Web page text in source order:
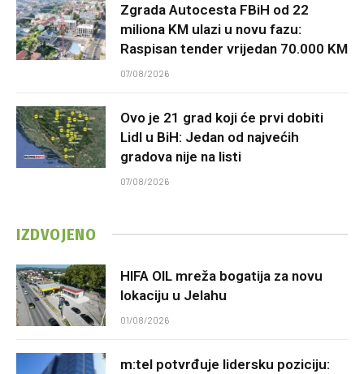
Zgrada Autocesta FBiH od 22
miliona KM ulazi u novu fazu:
Raspisan tender vrijedan 70.000 KM
07/08/2026
Ovo je 21 grad koji će prvi dobiti
Lidl u BiH: Jedan od najvećih
gradova nije na listi
07/08/2026
IZDVOJENO
HIFA OIL mreža bogatija za novu
lokaciju u Jelahu
01/08/2026
m:tel potvrđuje lidersku poziciju: